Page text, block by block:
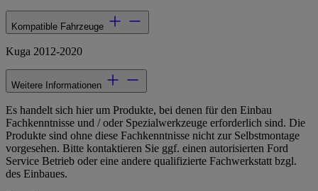
Kompatible Fahrzeuge
Kuga 2012-2020
Weitere Informationen
Es handelt sich hier um Produkte, bei denen für den Einbau
Fachkenntnisse und / oder Spezialwerkzeuge erforderlich sind. Die
Produkte sind ohne diese Fachkenntnisse nicht zur Selbstmontage
vorgesehen. Bitte kontaktieren Sie ggf. einen autorisierten Ford
Service Betrieb oder eine andere qualifizierte Fachwerkstatt bzgl.
des Einbaues.